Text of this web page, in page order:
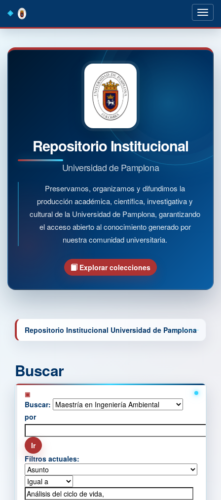
navigation
Repositorio Institucional
Universidad de Pamplona
Preservamos, organizamos y difundimos la
producción académica, científica, investigativa y
cultural de la Universidad de Pamplona, garantizando
el acceso abierto al conocimiento generado por
nuestra comunidad universitaria.
Explorar colecciones
Repositorio Institucional Universidad de Pamplona
Buscar
Buscar:
por
Filtros actuales: